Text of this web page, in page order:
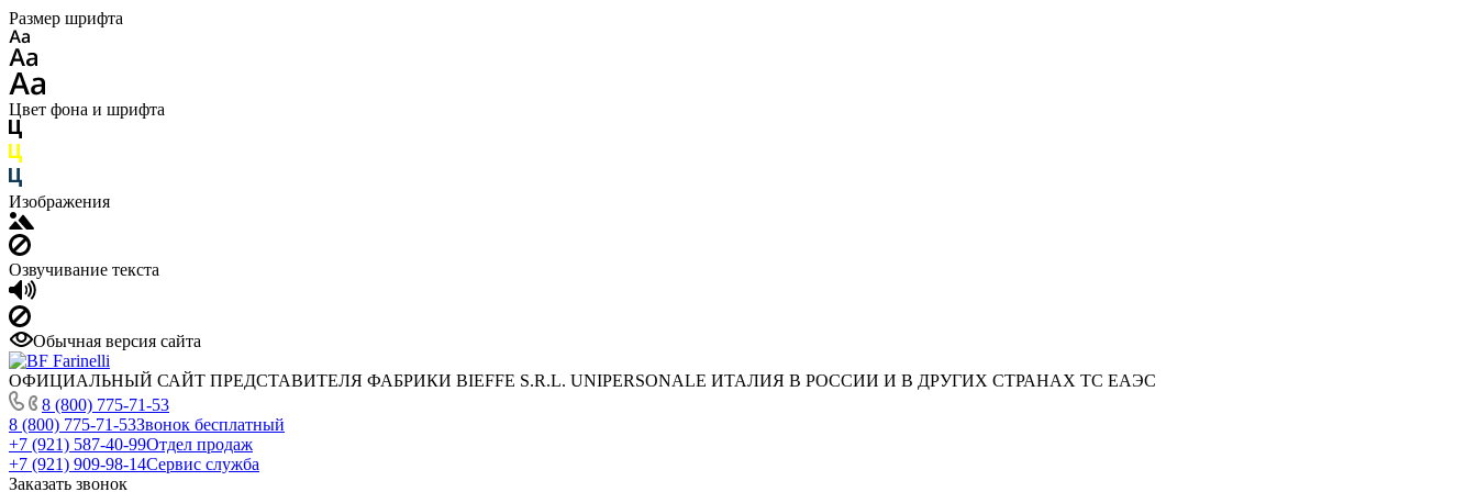
Размер шрифта
Цвет фона и шрифта
Изображения
Озвучивание текста
Обычная версия сайта
ОФИЦИАЛЬНЫЙ САЙТ ПРЕДСТАВИТЕЛЯ ФАБРИКИ BIEFFE S.R.L. UNIPERSONALE ИТАЛИЯ В РОССИИ И В ДРУГИХ СТРАНАХ ТС ЕАЭС
8 (800) 775-71-53
8 (800) 775-71-53Звонок бесплатный
+7 (921) 587-40-99Отдел продаж
+7 (921) 909-98-14Сервис служба
Заказать звонок